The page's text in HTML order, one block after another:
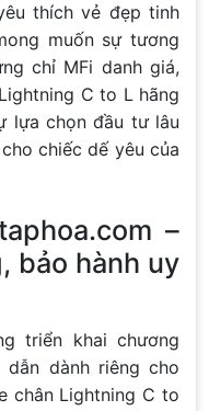
thích vẻ đẹp tinh
muốn sự tương
chỉ MFi danh giá,
C to L hãng
lựa chọn đầu tư lâu
chiếc dế yêu của
–
bảo hành uy
triển khai chương
dành riêng cho
chân Lightning C to